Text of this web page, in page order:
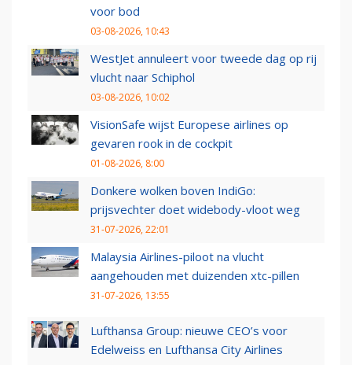
voor bod
03-08-2026, 10:43
WestJet annuleert voor tweede dag op rij
vlucht naar Schiphol
03-08-2026, 10:02
VisionSafe wijst Europese airlines op
gevaren rook in de cockpit
01-08-2026, 8:00
Donkere wolken boven IndiGo:
prijsvechter doet widebody-vloot weg
31-07-2026, 22:01
Malaysia Airlines-piloot na vlucht
aangehouden met duizenden xtc-pillen
31-07-2026, 13:55
Lufthansa Group: nieuwe CEO’s voor
Edelweiss en Lufthansa City Airlines